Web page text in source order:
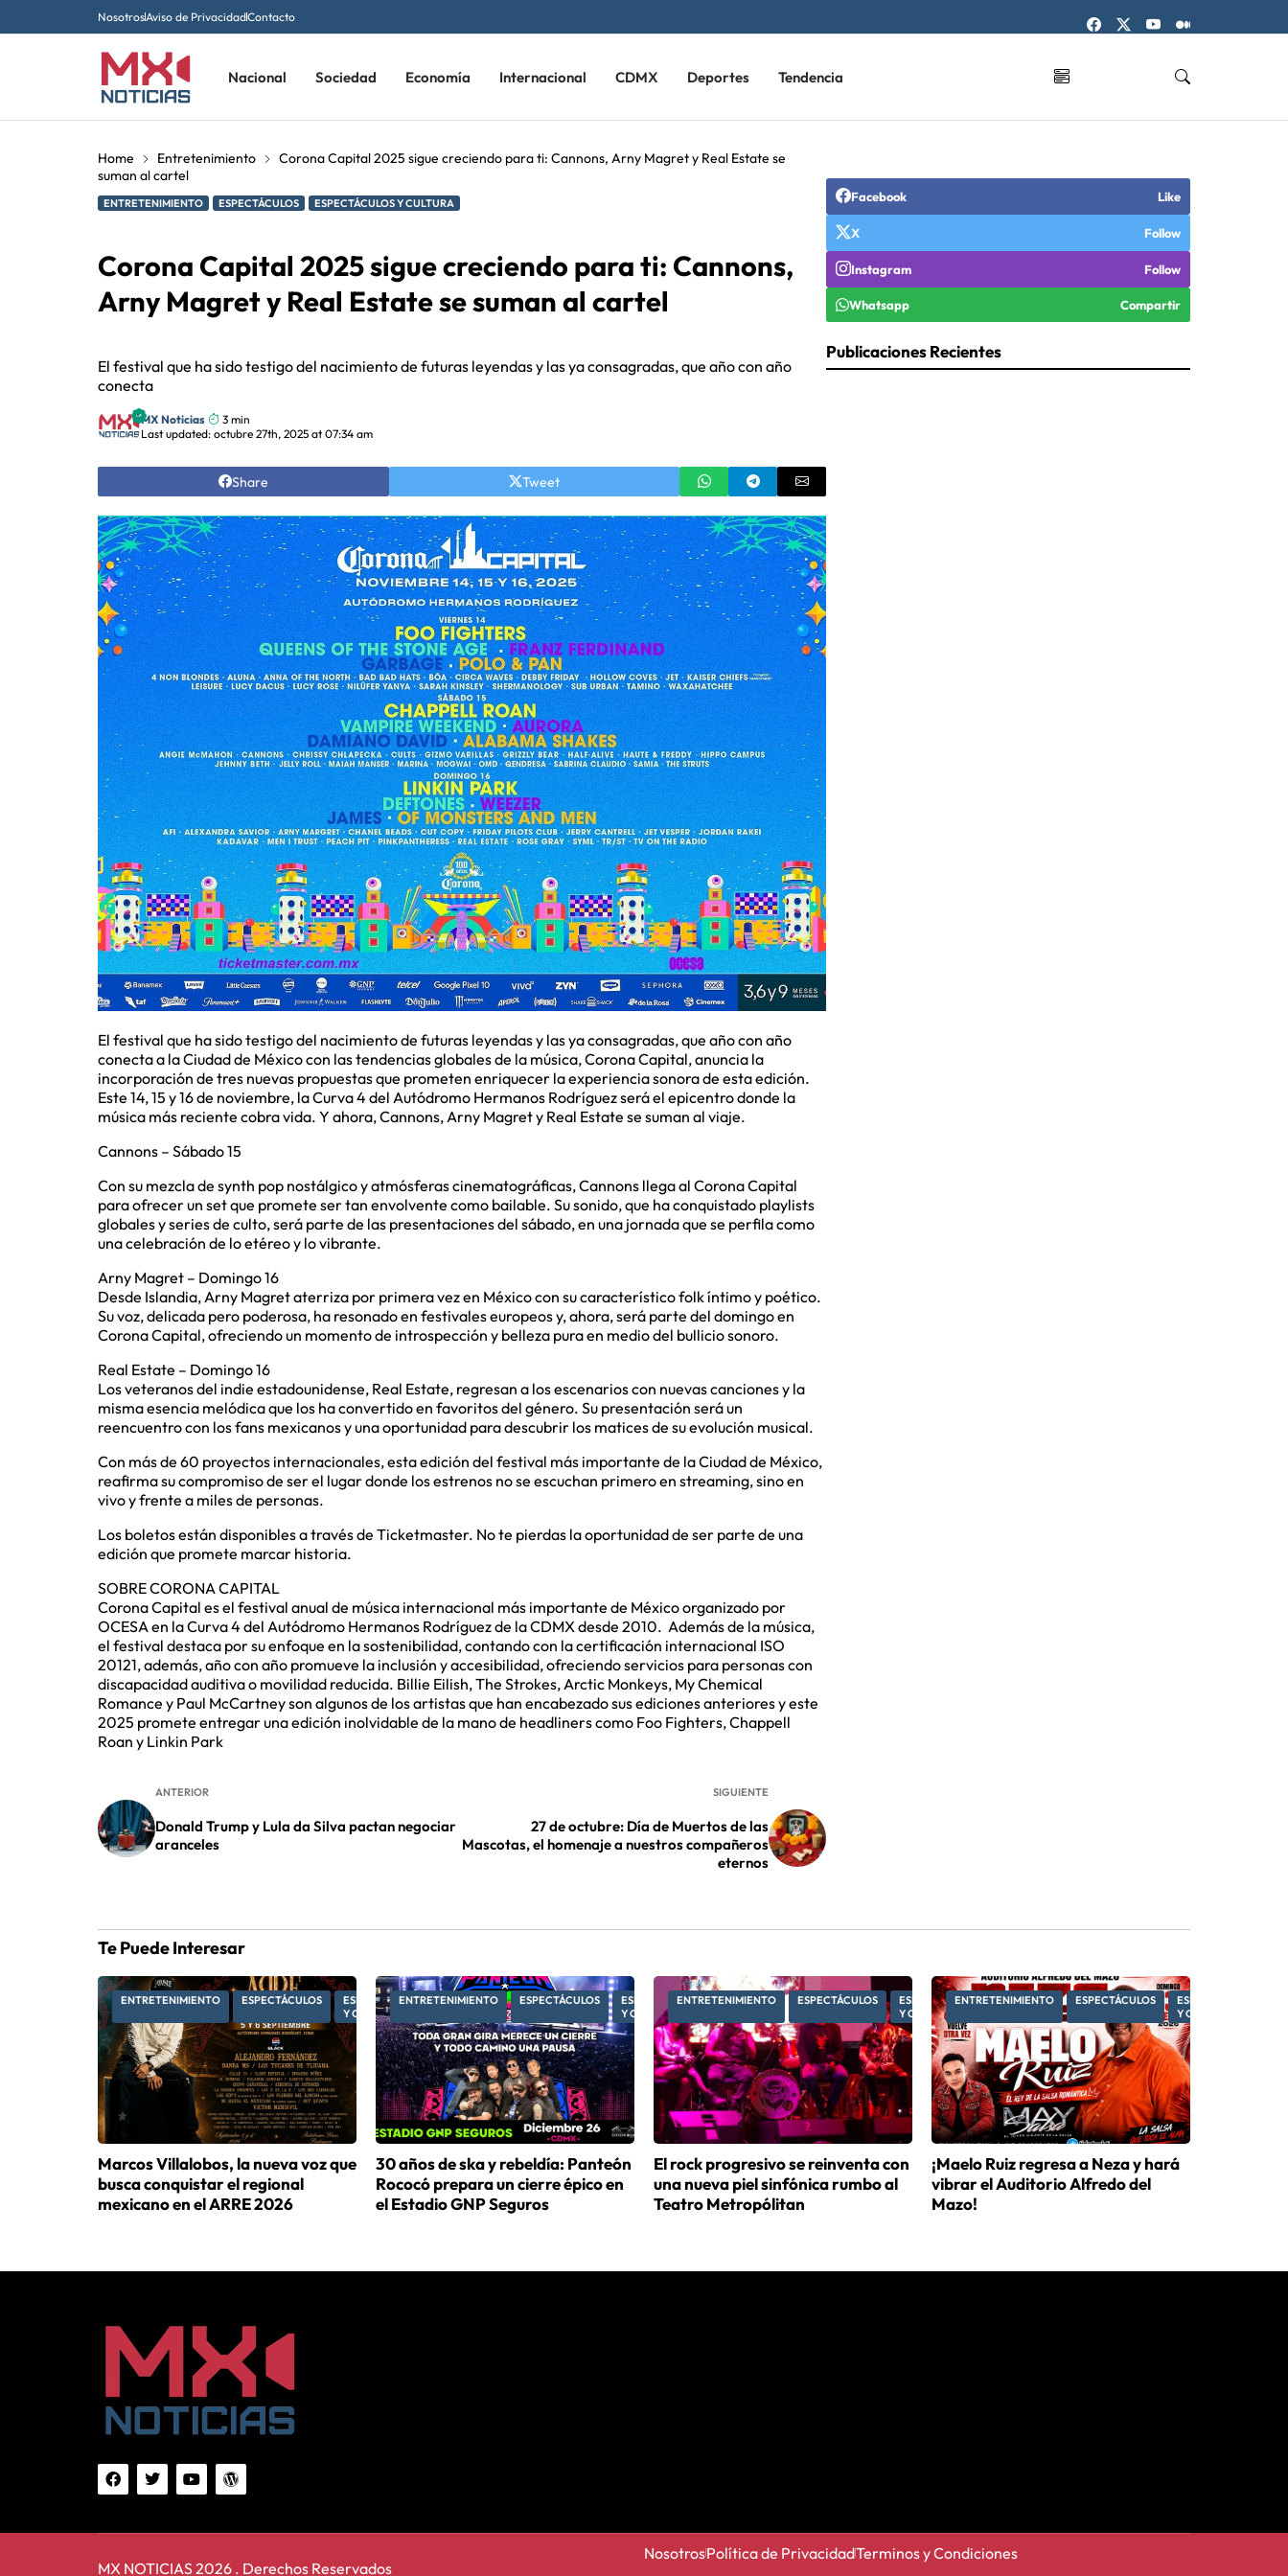
NosotrosAviso de PrivacidadContacto
Nacional Sociedad Economía Internacional CDMX Deportes Tendencia
Home Entretenimiento
Corona Capital 2025 sigue creciendo para ti: Cannons, Arny Magret y Real Estate se
suman al cartel
ENTRETENIMIENTO ESPECTÁCULOS ESPECTÁCULOS Y CULTURA
Corona Capital 2025 sigue creciendo para ti: Cannons,
Arny Magret y Real Estate se suman al cartel
El festival que ha sido testigo del nacimiento de futuras leyendas y las ya consagradas, que año con año
conecta
MX Noticias
3 min
Last updated: octubre 27th, 2025 at 07:34 am
Share Tweet
El festival que ha sido testigo del nacimiento de futuras leyendas y las ya consagradas, que año con año
conecta a la Ciudad de México con las tendencias globales de la música, Corona Capital, anuncia la
incorporación de tres nuevas propuestas que prometen enriquecer la experiencia sonora de esta edición.
Este 14, 15 y 16 de noviembre, la Curva 4 del Autódromo Hermanos Rodríguez será el epicentro donde la
música más reciente cobra vida. Y ahora, Cannons, Arny Magret y Real Estate se suman al viaje.
Cannons – Sábado 15
Con su mezcla de synth pop nostálgico y atmósferas cinematográficas, Cannons llega al Corona Capital
para ofrecer un set que promete ser tan envolvente como bailable. Su sonido, que ha conquistado playlists
globales y series de culto, será parte de las presentaciones del sábado, en una jornada que se perfila como
una celebración de lo etéreo y lo vibrante.
Arny Magret – Domingo 16
Desde Islandia, Arny Magret aterriza por primera vez en México con su característico folk íntimo y poético.
Su voz, delicada pero poderosa, ha resonado en festivales europeos y, ahora, será parte del domingo en
Corona Capital, ofreciendo un momento de introspección y belleza pura en medio del bullicio sonoro.
Real Estate – Domingo 16
Los veteranos del indie estadounidense, Real Estate, regresan a los escenarios con nuevas canciones y la
misma esencia melódica que los ha convertido en favoritos del género. Su presentación será un
reencuentro con los fans mexicanos y una oportunidad para descubrir los matices de su evolución musical.
Con más de 60 proyectos internacionales, esta edición del festival más importante de la Ciudad de México,
reafirma su compromiso de ser el lugar donde los estrenos no se escuchan primero en streaming, sino en
vivo y frente a miles de personas.
Los boletos están disponibles a través de Ticketmaster. No te pierdas la oportunidad de ser parte de una
edición que promete marcar historia.
SOBRE CORONA CAPITAL
Corona Capital es el festival anual de música internacional más importante de México organizado por
OCESA en la Curva 4 del Autódromo Hermanos Rodríguez de la CDMX desde 2010. Además de la música,
el festival destaca por su enfoque en la sostenibilidad, contando con la certificación internacional ISO
20121, además, año con año promueve la inclusión y accesibilidad, ofreciendo servicios para personas con
discapacidad auditiva o movilidad reducida. Billie Eilish, The Strokes, Arctic Monkeys, My Chemical
Romance y Paul McCartney son algunos de los artistas que han encabezado sus ediciones anteriores y este
2025 promete entregar una edición inolvidable de la mano de headliners como Foo Fighters, Chappell
Roan y Linkin Park
ANTERIOR
Donald Trump y Lula da Silva pactan negociar
aranceles
SIGUIENTE
27 de octubre: Día de Muertos de las
Mascotas, el homenaje a nuestros compañeros
eternos
Facebook Like
X Follow
Instagram Follow
Whatsapp Compartir
Publicaciones Recientes
Te Puede Interesar
ENTRETENIMIENTO ESPECTÁCULOS
ESPECTÁCULOS
Y CULTURA
Marcos Villalobos, la nueva voz que
busca conquistar el regional
mexicano en el ARRE 2026
ENTRETENIMIENTO ESPECTÁCULOS
ESPECTÁCULOS
Y CULTURA
30 años de ska y rebeldía: Panteón
Rococó prepara un cierre épico en
el Estadio GNP Seguros
ENTRETENIMIENTO ESPECTÁCULOS
ESPECTÁCULOS
Y CULTURA
El rock progresivo se reinventa con
una nueva piel sinfónica rumbo al
Teatro Metropólitan
ENTRETENIMIENTO ESPECTÁCULOS
ESPECTÁCULOS
Y CULTURA
¡Maelo Ruiz regresa a Neza y hará
vibrar el Auditorio Alfredo del
Mazo!
MX NOTICIAS 2026 . Derechos Reservados
NosotrosPolítica de PrivacidadTerminos y Condiciones